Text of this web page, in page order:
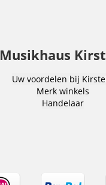
Musikhaus
Uw voordelen bij
Merk winkels
Handelaar